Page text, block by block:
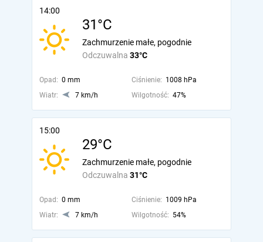
14:00
31°C
Odczuwalna 33°C
Zachmurzenie małe, pogodnie
Opad: 0 mm Ciśnienie: 1008 hPa
Wiatr:
7 km/h Wilgotność: 47%
15:00
29°C
Odczuwalna 31°C
Zachmurzenie małe, pogodnie
Opad: 0 mm Ciśnienie: 1009 hPa
Wiatr:
7 km/h Wilgotność: 54%